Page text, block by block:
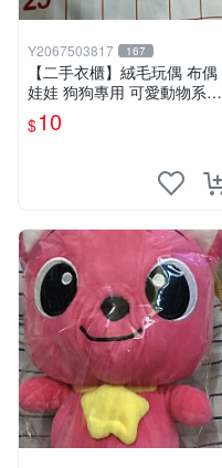
Y2067503817 167
【二手衣櫃】絨毛玩偶 布偶
娃娃 狗狗專用 可愛動物系列
耐咬耐磨玩具 玩偶 粉紅熊寵
物玩具 1120929
$10